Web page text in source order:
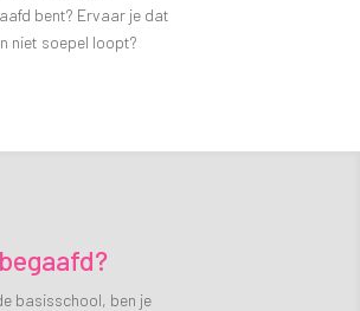
bent? Ervaar je dat
niet soepel loopt?
basisschool, ben je